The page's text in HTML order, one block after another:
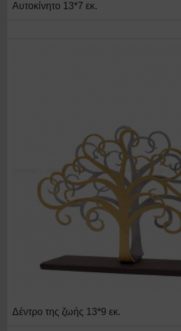
Αυτοκίνητο 13*7 εκ.
+ΣΤΟ ΚΑΛΑΘΙ
Δέντρο της ζωής 13*9 εκ.